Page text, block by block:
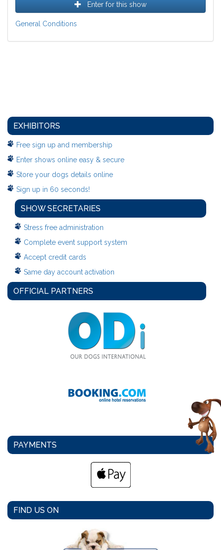
Enter for this show
General Conditions
EXHIBITORS
Free sign up and membership
Enter shows online easy & secure
Store your dogs details online
Sign up in 60 seconds!
SHOW SECRETARIES
Stress free administration
Complete event support system
Accept credit cards
Same day account activation
OFFICIAL PARTNERS
PAYMENTS
FIND US ON